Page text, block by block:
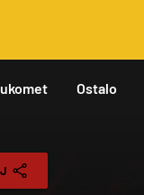
Ostalo